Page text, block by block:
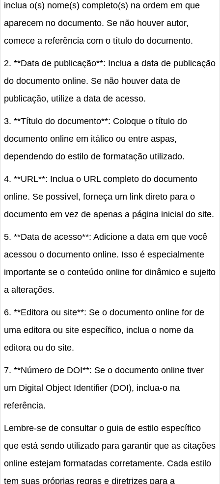
inclua o(s) nome(s) completo(s) na ordem em que
aparecem no documento. Se não houver autor,
comece a referência com o título do documento.
2. **Data de publicação**: Inclua a data de publicação
do documento online. Se não houver data de
publicação, utilize a data de acesso.
3. **Título do documento**: Coloque o título do
documento online em itálico ou entre aspas,
dependendo do estilo de formatação utilizado.
4. **URL**: Inclua o URL completo do documento
online. Se possível, forneça um link direto para o
documento em vez de apenas a página inicial do site.
5. **Data de acesso**: Adicione a data em que você
acessou o documento online. Isso é especialmente
importante se o conteúdo online for dinâmico e sujeito
a alterações.
6. **Editora ou site**: Se o documento online for de
uma editora ou site específico, inclua o nome da
editora ou do site.
7. **Número de DOI**: Se o documento online tiver
um Digital Object Identifier (DOI), inclua-o na
referência.
Lembre-se de consultar o guia de estilo específico
que está sendo utilizado para garantir que as citações
online estejam formatadas corretamente. Cada estilo
tem suas próprias regras e diretrizes para a